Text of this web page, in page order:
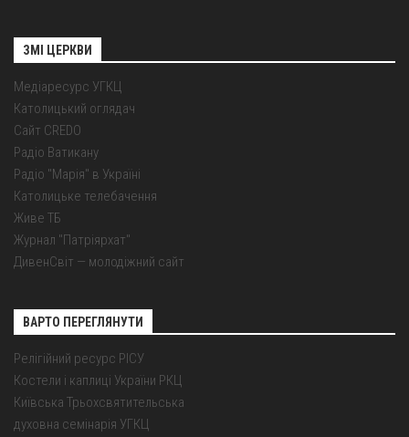
ЗМІ ЦЕРКВИ
Медіаресурс УГКЦ
Католицький оглядач
Сайт CREDO
Радіо Ватикану
Радіо "Марія" в Україні
Католицьке телебачення
Живе ТБ
Журнал "Патріярхат"
ДивенСвіт — молодіжний сайт
ВАРТО ПЕРЕГЛЯНУТИ
Релігійний ресурс РІСУ
Костели і каплиці України РКЦ
Київська Трьохсвятительська
духовна семінарія УГКЦ